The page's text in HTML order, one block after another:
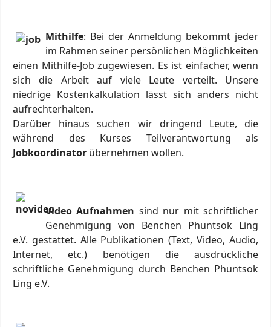
Mithilfe: Bei der Anmeldung bekommt jeder
im Rahmen seiner persönlichen Möglichkeiten
einen Mithilfe-Job zugewiesen. Es ist einfacher, wenn
sich die Arbeit auf viele Leute verteilt. Unsere
niedrige Kostenkalkulation lässt sich anders nicht
aufrechterhalten.
Darüber hinaus suchen wir dringend Leute, die
während des Kurses Teilverantwortung als
Jobkoordinator übernehmen wollen.
Video Aufnahmen sind nur mit schriftlicher
Genehmigung von Benchen Phuntsok Ling
e.V. gestattet. Alle Publikationen (Text, Video, Audio,
Internet, etc.) benötigen die ausdrückliche
schriftliche Genehmigung durch Benchen Phuntsok
Ling e.V.